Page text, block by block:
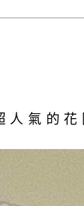
氣的